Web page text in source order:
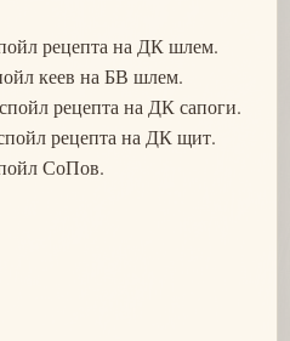
рецепта на ДК шлем.
кеев на БВ шлем.
рецепта на ДК сапоги.
рецепта на ДК щит.
СоПов.